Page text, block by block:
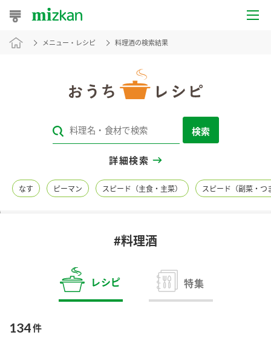
おうちレシピ
レシピカテゴリ一覧
レシピ名特集
商品カテゴリ
メニュー・レシピ 料理酒の検索結果
検索
詳細検索
なす ピーマン スピード（主食・主菜） スピード（副菜・つ
#料理酒
レシピ 特集
134件